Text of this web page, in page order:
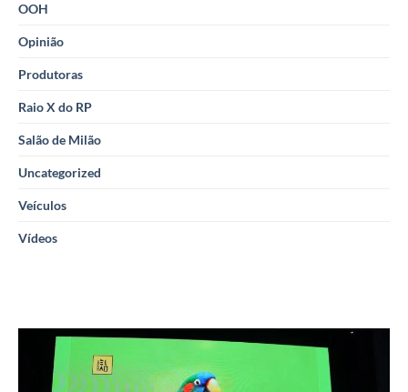
OOH
Opinião
Produtoras
Raio X do RP
Salão de Milão
Uncategorized
Veículos
Vídeos